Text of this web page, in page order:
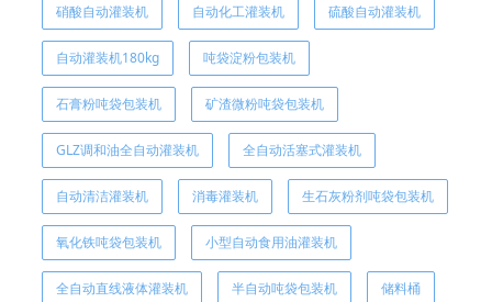
硝酸自动灌装机 自动化工灌装机 硫酸自动灌装机
自动灌装机180kg 吨袋淀粉包装机
石膏粉吨袋包装机 矿渣微粉吨袋包装机
GLZ调和油全自动灌装机 全自动活塞式灌装机
自动清洁灌装机 消毒灌装机 生石灰粉剂吨袋包装机
氧化铁吨袋包装机 小型自动食用油灌装机
全自动直线液体灌装机 半自动吨袋包装机 储料桶